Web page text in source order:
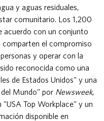
y aguas residuales,
comunitario. Los 1,200
acuerdo con un conjunto
comparten el compromiso
y operar con la
reconocida como una
de Estados Unidos" y una
Mundo" por ​​​​​​​Newsweek,
Top Workplace" y un
disponible en